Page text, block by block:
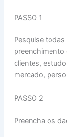
PASSO 1
Pesquise
preenchimento
clientes,
mercado,
PASSO 2
Preencha os